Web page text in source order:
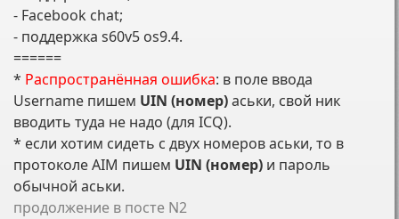
- Facebook chat;
- поддержка s60v5 os9.4.
======
* Распространённая ошибка: в поле ввода
Username пишем UIN (номер)аськи, свой ник
вводить туда не надо (для ICQ).
* если хотим сидеть с двух номеров аськи, то в
протоколе AIM пишем UIN (номер) и пароль
обычной аськи.
продолжение в посте N2